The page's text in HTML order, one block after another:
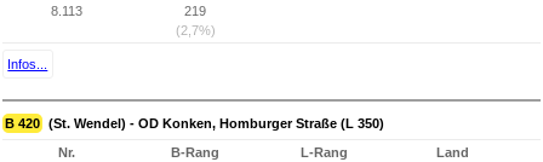
8.113
219
(2,7%)
Infos...
B 420 (St. Wendel) - OD Konken, Homburger Straße (L 350)
Nr.
B-Rang
L-Rang
Land